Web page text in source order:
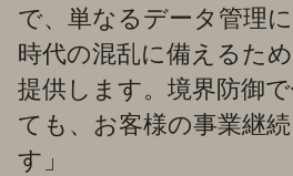
で、単なるデータ管理
時代の混乱に備えるた
提供します。境界防御
ても、お客様の事業継
す」